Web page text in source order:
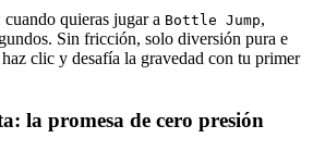
cuando quieras jugar a Bottle Jump,
Sin fricción, solo diversión pura e
clic y desafía la gravedad con tu primer
la promesa de cero presión